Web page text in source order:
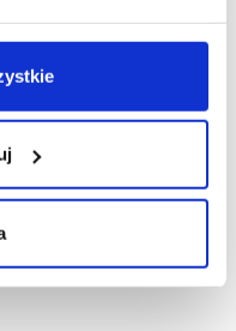
w Poznaniu.